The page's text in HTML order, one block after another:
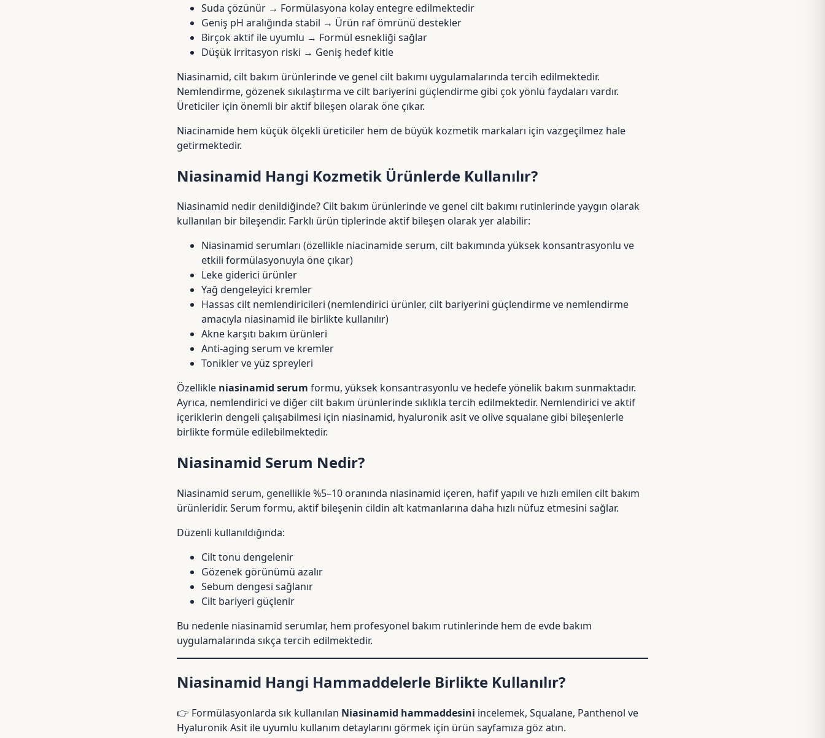
Suda çözünür → Formülasyona kolay entegre edilmektedir
Geniş pH aralığında stabil → Ürün raf ömrünü destekler
Birçok aktif ile uyumlu → Formül esnekliği sağlar
Düşük irritasyon riski → Geniş hedef kitle
Niasinamid, cilt bakım ürünlerinde ve genel cilt bakımı uygulamalarında tercih edilmektedir.
Nemlendirme, gözenek sıkılaştırma ve cilt bariyerini güçlendirme gibi çok yönlü faydaları vardır.
Üreticiler için önemli bir aktif bileşen olarak öne çıkar.
Niacinamide hem küçük ölçekli üreticiler hem de büyük kozmetik markaları için vazgeçilmez hale
getirmektedir.
Niasinamid Hangi Kozmetik Ürünlerde Kullanılır?
Niasinamid nedir denildiğinde? Cilt bakım ürünlerinde ve genel cilt bakımı rutinlerinde yaygın olarak
kullanılan bir bileşendir. Farklı ürün tiplerinde aktif bileşen olarak yer alabilir:
Niasinamid serumları (özellikle niacinamide serum, cilt bakımında yüksek konsantrasyonlu ve
etkili formülasyonuyla öne çıkar)
Leke giderici ürünler
Yağ dengeleyici kremler
Hassas cilt nemlendiricileri (nemlendirici ürünler, cilt bariyerini güçlendirme ve nemlendirme
amacıyla niasinamid ile birlikte kullanılır)
Akne karşıtı bakım ürünleri
Anti-aging serum ve kremler
Tonikler ve yüz spreyleri
Özellikle niasinamid serum formu, yüksek konsantrasyonlu ve hedefe yönelik bakım sunmaktadır.
Ayrıca, nemlendirici ve diğer cilt bakım ürünlerinde sıklıkla tercih edilmektedir. Nemlendirici ve aktif
içeriklerin dengeli çalışabilmesi için niasinamid, hyaluronik asitve olive squalane gibi bileşenlerle
birlikte formüle edilebilmektedir.
Niasinamid Serum Nedir?
Niasinamid serum, genellikle %5–10 oranında niasinamid içeren, hafif yapılı ve hızlı emilen cilt bakım
ürünleridir. Serum formu, aktif bileşenin cildin alt katmanlarına daha hızlı nüfuz etmesini sağlar.
Düzenli kullanıldığında:
Cilt tonu dengelenir
Gözenek görünümü azalır
Sebum dengesi sağlanır
Cilt bariyeri güçlenir
Bu nedenle niasinamid serumlar, hem profesyonel bakım rutinlerinde hem de evde bakım
uygulamalarında sıkça tercih edilmektedir.
Niasinamid Hangi Hammaddelerle Birlikte Kullanılır?
👉 Formülasyonlarda sık kullanılan Niasinamid hammaddesini incelemek, Squalane, Panthenol ve
Hyaluronik Asit ile uyumlu kullanım detaylarını görmek için ürün sayfamıza göz atın.